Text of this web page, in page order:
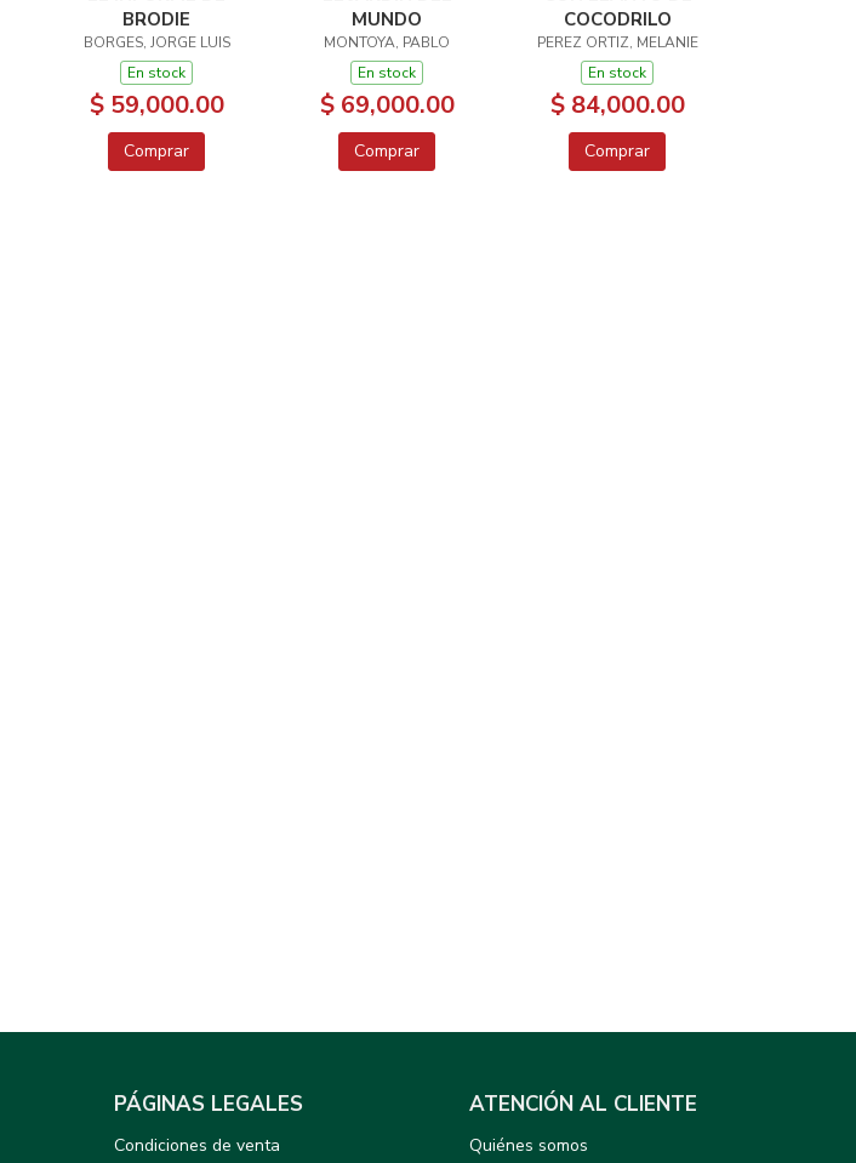
BRODIE
BORGES, JORGE LUIS
En stock
$ 59,000.00
Comprar
MUNDO
MONTOYA, PABLO
En stock
$ 69,000.00
Comprar
COCODRILO
PEREZ ORTIZ, MELANIE
En stock
$ 84,000.00
Comprar
PÁGINAS LEGALES
Condiciones de venta
ATENCIÓN AL CLIENTE
Quiénes somos